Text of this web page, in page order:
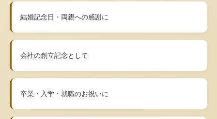
結婚記念日・両親への感謝に
会社の創立記念として
卒業・入学・就職のお祝いに